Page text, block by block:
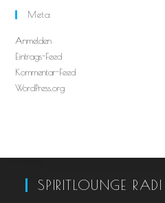
Meta
Anmelden
Eintrags-Feed
Kommentar-Feed
WordPress.org
SPIRITLOUNGE RADI